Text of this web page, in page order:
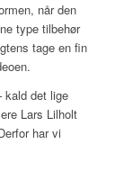
når den
type tilbehør
tage en fin
det lige
Lars Lilholt
har vi